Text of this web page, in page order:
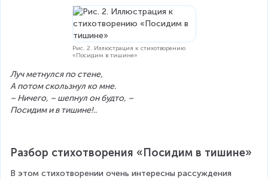
Рис. 2. Иллюстрация к стихотворению
«Посидим в тишине»
Луч метнулся по стене,
А потом скользнул ко мне.
– Ничего, – шепнул он будто, –
Посидим и в тишине!..
Разбор стихотворения «Посидим в тишине»
В этом стихотворении очень интересны рассуждения